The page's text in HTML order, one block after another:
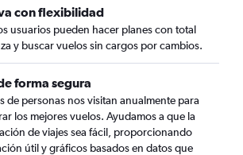
con flexibilidad
usuarios pueden hacer planes con total
y buscar vuelos sin cargos por cambios.
forma segura
de personas nos visitan anualmente para
los mejores vuelos. Ayudamos a que la
de viajes sea fácil, proporcionando
útil y gráficos basados en datos que